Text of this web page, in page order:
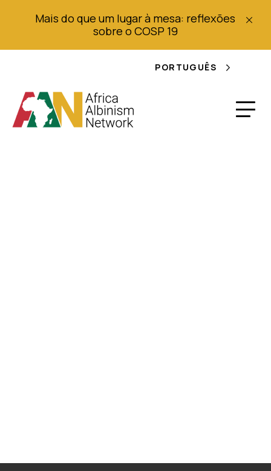
Mais do que um lugar à mesa: reflexões
sobre o COSP 19
PORTUGUÊS